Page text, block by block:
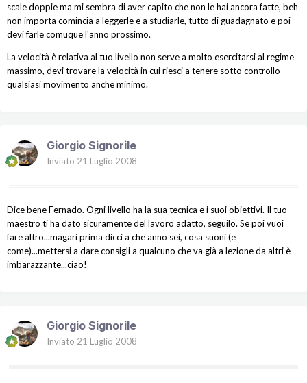
scale doppie ma mi sembra di aver capito che non le hai ancora fatte, beh
non importa comincia a leggerle e a studiarle, tutto di guadagnato e poi
devi farle comuque l'anno prossimo.
La velocità è relativa al tuo livello non serve a molto esercitarsi al regime
massimo, devi trovare la velocità in cui riesci a tenere sotto controllo
qualsiasi movimento anche minimo.
Giorgio Signorile
Inviato 21 Luglio 2008
Dice bene Fernado. Ogni livello ha la sua tecnica e i suoi obiettivi. Il tuo
maestro ti ha dato sicuramente del lavoro adatto, seguilo. Se poi vuoi
fare altro...magari prima dicci a che anno sei, cosa suoni (e
come)...mettersi a dare consigli a qualcuno che va già a lezione da altri è
imbarazzante...ciao!
Giorgio Signorile
Inviato 21 Luglio 2008